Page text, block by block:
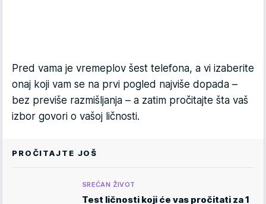
Pred vama je vremeplov šest telefona, a vi izaberite
onaj koji vam se na prvi pogled najviše dopada –
bez previše razmišljanja – a zatim pročitajte šta vaš
izbor govori o vašoj ličnosti.
PROČITAJTE JOŠ
SREĆAN ŽIVOT
Test ličnosti koji će vas pročitati za 1